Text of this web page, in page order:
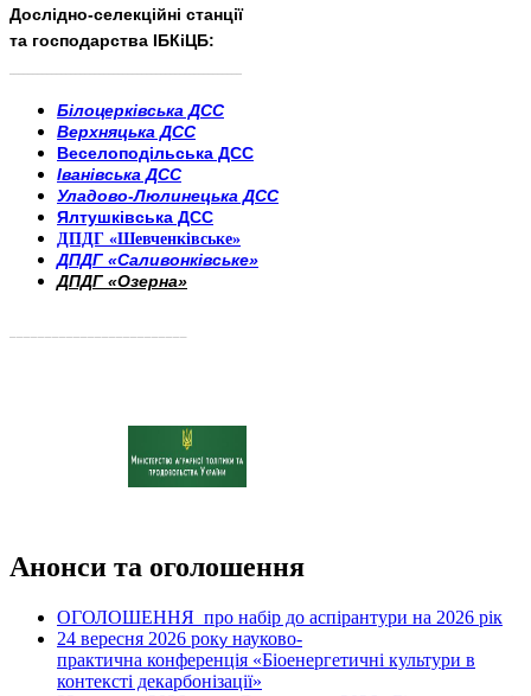
Дослідно-селекційні станції
та господарства ІБКіЦБ:
Білоцерківська ДСС
Верхняцька ДСС
Веселоподільська ДСС
Іванівська ДСС
Уладово-Люлинецька ДСС
Ялтушківська ДСС
ДПДГ «Шевченківське»
ДПДГ «Саливонківське»
ДПДГ «Озерна»
Анонси та оголошення
ОГОЛОШЕННЯ про набір до аспірантури на 2026 рік
24 вересня 2026 року науково-
практична конференція «Біоенергетичні культури в
контексті декарбонізації»